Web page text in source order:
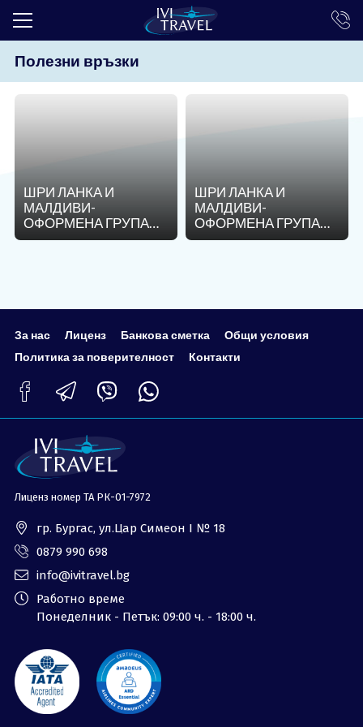
ТОП ОФЕРТИ
КРУИЗИ
LAST MINUTE
ТРАНСФЕРИ
ОЩЕ
Банкова сметка
Политика за
поверителност
0879 990 698 Запитване
Полезни връзки
ШРИ ЛАНКА И
МАЛДИВИ-
ОФОРМЕНА ГРУПА
-ЖЕНА ЗА
ШРИ ЛАНКА И
МАЛДИВИ-
ОФОРМЕНА ГРУПА
-ЖЕНА ЗА
За нас Лиценз Банкова сметка
Общи условия
Политика за поверителност
Контакти
Лиценз номер ТА РК-01-7972
гр. Бургас, ул.Цар Симеон I № 18
0879 990 698
info@ivitravel.bg
Работно време
Понеделник - Петък: 09:00 ч. - 18:00 ч.